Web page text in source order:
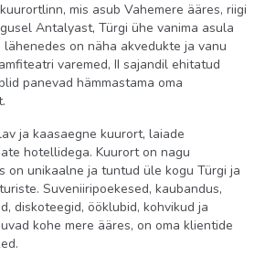
ja madratsid basseini ääres:
mis asub Vahemere ääres, riigi
Antalyast, Türgi ühe vanima asula
on näha akvedukte ja vanu
varemed, II sajandil ehitatud
panevad hämmastama oma
ja kaasaegne kuurort, laiade
hotellidega. Kuurort on nagu
on unikaalne ja tuntud üle kogu Türgi ja
Suveniiripoekesed, kaubandus,
diskoteegid, ööklubid, kohvikud ja
kohe mere ääres, on oma klientide